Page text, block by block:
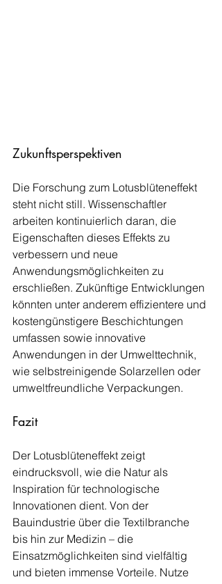
Zukunftsperspektiven
Die Forschung zum Lotusblüteneffekt
steht nicht still. Wissenschaftler
arbeiten kontinuierlich daran, die
Eigenschaften dieses Effekts zu
verbessern und neue
Anwendungsmöglichkeiten zu
erschließen. Zukünftige Entwicklungen
könnten unter anderem effizientere und
kostengünstigere Beschichtungen
umfassen sowie innovative
Anwendungen in der Umwelttechnik,
wie selbstreinigende Solarzellen oder
umweltfreundliche Verpackungen.
Fazit
Der Lotusblüteneffekt zeigt
eindrucksvoll, wie die Natur als
Inspiration für technologische
Innovationen dient. Von der
Bauindustrie über die Textilbranche
bis hin zur Medizin – die
Einsatzmöglichkeiten sind vielfältig
und bieten immense Vorteile. Nutze